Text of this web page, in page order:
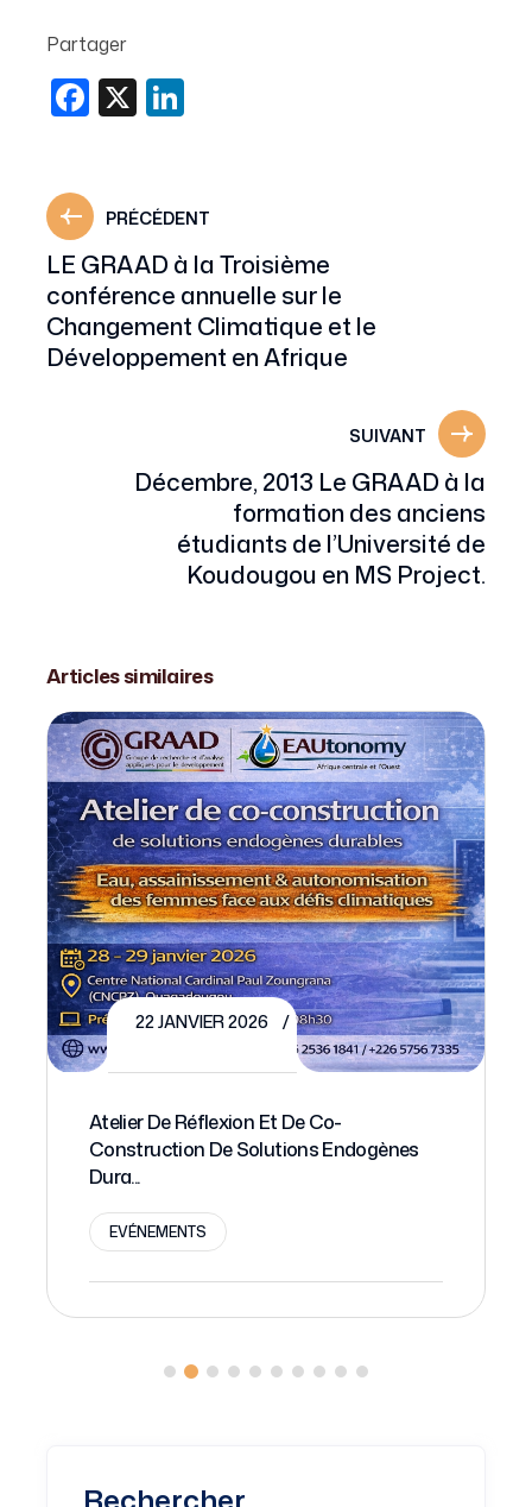
Partager
Facebook
X
PRÉCÉDENT
LE GRAAD à la Troisième
conférence annuelle sur le
Changement Climatique et le
Développement en Afrique
SUIVANT
Décembre, 2013 Le GRAAD à la
formation des anciens
étudiants de l’Université de
Koudougou en MS Project.
Articles similaires
22 JANVIER 2026
Atelier De Réflexion Et De Co-
Construction De Solutions Endogènes
EVÉNEMENTS